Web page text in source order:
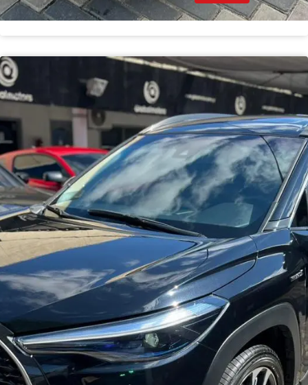
Toyota Corolla Cross Híbrida Full 2026
Haz clic aquí